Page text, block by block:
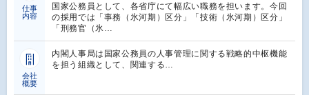
仕事
内容
国家公務員として、各省庁にて幅広い職務を担います。今回
の採用では「事務（氷河期）区分」「技術（氷河期）区分」
「刑務官（氷…
会社
概要
内閣⼈事局は国家公務員の⼈事管理に関する戦略的中枢機能
を担う組織として、関連する…